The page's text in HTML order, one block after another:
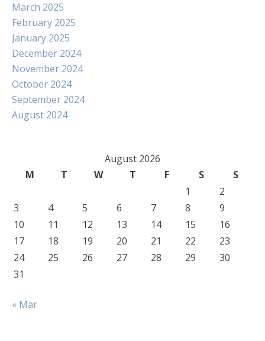
March 2025
February 2025
January 2025
December 2024
November 2024
October 2024
September 2024
August 2024
August 2026
M
T W T F S
S
1
2
3
4 5 6 7 8
9
10
11 12 13 14 15
16
17
18 19 20 21 22
23
24
25 26 27 28 29
30
31
« Mar